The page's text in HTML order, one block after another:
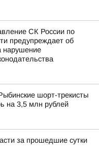
СК России по
предупреждает об
нарушение
шорт-трекисты
на 3,5 млн рублей
за прошедшие сутки